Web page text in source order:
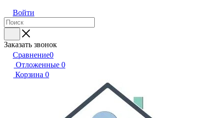
Войти
Заказать звонок
Сравнение0
Отложенные 0
Корзина 0